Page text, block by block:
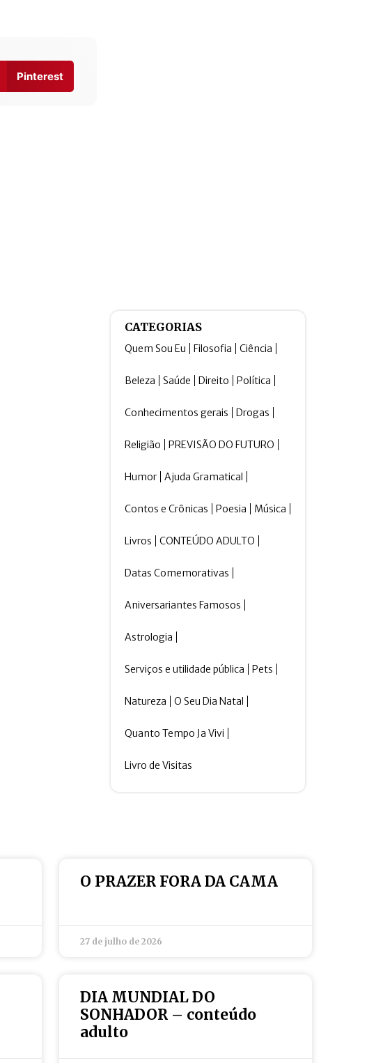
Pinterest
CATEGORIAS
Quem Sou Eu Filosofia Ciência
Beleza Saúde Direito Política
Conhecimentos gerais Drogas
Religião PREVISÃO DO FUTURO
Humor Ajuda Gramatical
Contos e Crônicas Poesia Música
Livros CONTEÚDO ADULTO
Datas Comemorativas
Aniversariantes Famosos
Astrologia
Serviços e utilidade pública Pets
Natureza O Seu Dia Natal
Quanto Tempo Ja Vivi
Livro de Visitas
O PRAZER FORA DA CAMA
27 de julho de 2026
DIA MUNDIAL DO
SONHADOR – conteúdo
adulto